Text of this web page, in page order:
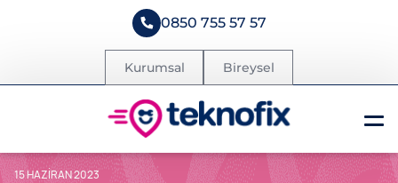
0850 755 57 57
Kurumsal Bireysel
15 HAZIRAN 2023